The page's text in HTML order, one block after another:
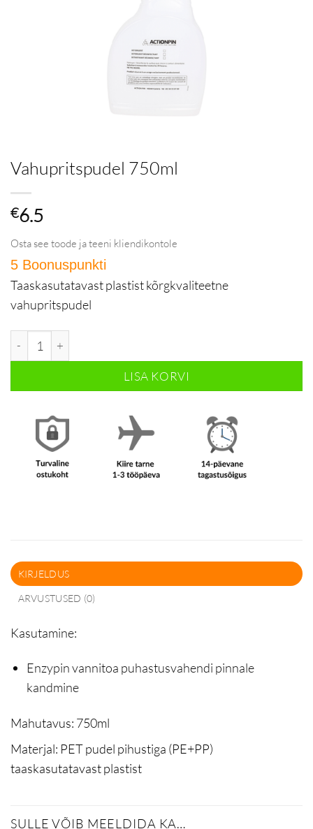
Vahupritspudel 750ml
€6.5
Osta see toode ja teeni kliendikontole
5 Boonuspunkti
Taaskasutatavast plastist kõrgkvaliteetne
vahupritspudel
Vahupritspudel 750ml kogus
LISA KORVI
KIRJELDUS
ARVUSTUSED (0)
Kasutamine:
Enzypin vannitoa puhastusvahendi pinnale
kandmine
Mahutavus: 750ml
Materjal: PET pudel pihustiga (PE+PP)
taaskasutatavast plastist
SULLE VÕIB MEELDIDA KA…